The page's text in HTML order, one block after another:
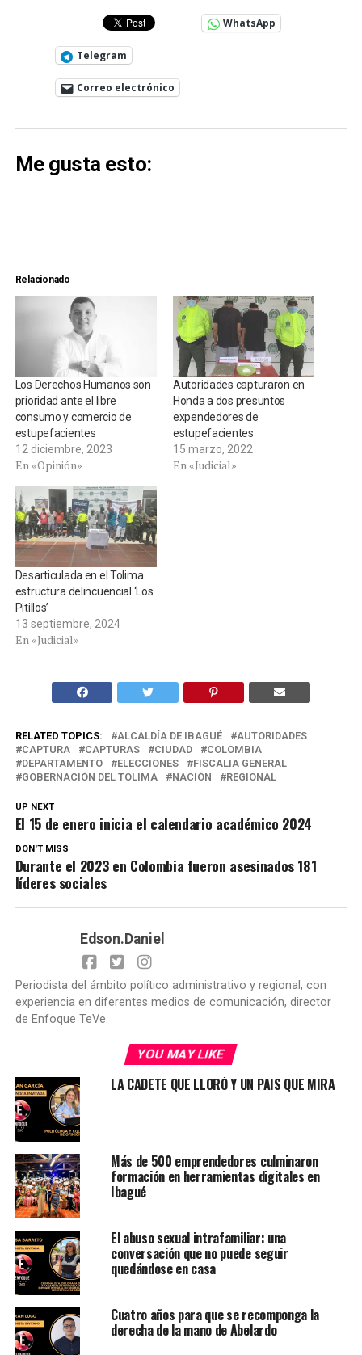
WhatsApp
Telegram
Correo electrónico
Me gusta esto:
Relacionado
Los Derechos Humanos son
prioridad ante el libre
consumo y comercio de
estupefacientes
12 diciembre, 2023
En «Opinión»
Autoridades capturaron en
Honda a dos presuntos
expendedores de
estupefacientes
15 marzo, 2022
En «Judicial»
Desarticulada en el Tolima
estructura delincuencial ‘Los
Pitillos’
13 septiembre, 2024
En «Judicial»
RELATED TOPICS: ALCALDÍA DE IBAGUÉ
AUTORIDADES
CAPTURA
CAPTURAS CIUDAD
COLOMBIA
DEPARTAMENTO
ELECCIONES
FISCALIA GENERAL
GOBERNACIÓN DEL TOLIMA
NACIÓN REGIONAL
UP NEXT
El 15 de enero inicia el calendario académico 2024
DON'T MISS
Durante el 2023 en Colombia fueron asesinados 181
líderes sociales
Edson.Daniel
Periodista del ámbito político administrativo y regional, con
experiencia en diferentes medios de comunicación, director
de Enfoque TeVe.
YOU MAY LIKE
LA CADETE QUE LLORÓ Y UN PAIS QUE MIRA
Más de 500 emprendedores culminaron
formación en herramientas digitales en
Ibagué
El abuso sexual intrafamiliar: una
conversación que no puede seguir
quedándose en casa
Cuatro años para que se recomponga la
derecha de la mano de Abelardo